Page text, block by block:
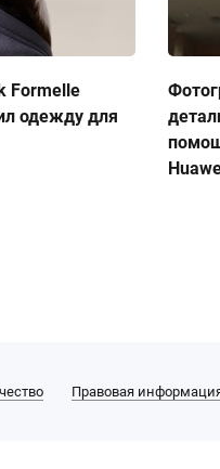
Formelle
одежду для
Правовая